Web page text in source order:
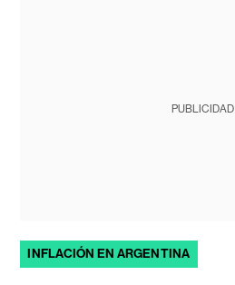
PUBLICIDAD
INFLACIÓN EN ARGENTINA